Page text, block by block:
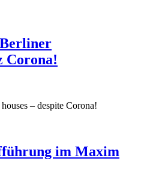
Corona!
– despite Corona!
im Maxim